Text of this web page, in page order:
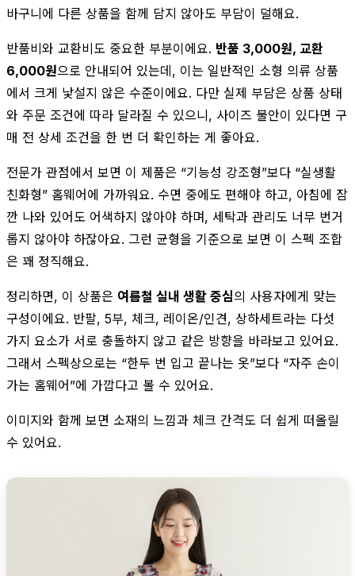
바구니에 다른 상품을 함께 담지 않아도 부담이 덜해요.
반품비와 교환비도 중요한 부분이에요. 반품 3,000원, 교환
6,000원으로 안내되어 있는데, 이는 일반적인 소형 의류 상품
에서 크게 낯설지 않은 수준이에요. 다만 실제 부담은 상품 상태
와 주문 조건에 따라 달라질 수 있으니, 사이즈 불안이 있다면 구
매 전 상세 조건을 한 번 더 확인하는 게 좋아요.
전문가 관점에서 보면 이 제품은 “기능성 강조형”보다 “실생활
친화형” 홈웨어에 가까워요. 수면 중에도 편해야 하고, 아침에 잠
깐 나와 있어도 어색하지 않아야 하며, 세탁과 관리도 너무 번거
롭지 않아야 하잖아요. 그런 균형을 기준으로 보면 이 스펙 조합
은 꽤 정직해요.
정리하면, 이 상품은 여름철 실내 생활 중심의 사용자에게 맞는
구성이에요. 반팔, 5부, 체크, 레이온/인견, 상하세트라는 다섯
가지 요소가 서로 충돌하지 않고 같은 방향을 바라보고 있어요.
그래서 스펙상으로는 “한두 번 입고 끝나는 옷”보다 “자주 손이
가는 홈웨어”에 가깝다고 볼 수 있어요.
이미지와 함께 보면 소재의 느낌과 체크 간격도 더 쉽게 떠올릴
수 있어요.